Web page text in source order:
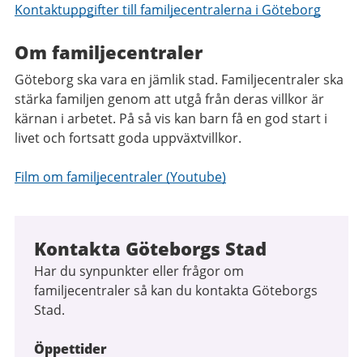
Kontaktuppgifter till familjecentralerna i Göteborg
Om familjecentraler
Göteborg ska vara en jämlik stad. Familjecentraler ska
stärka familjen genom att utgå från deras villkor är
kärnan i arbetet. På så vis kan barn få en god start i
livet och fortsatt goda uppväxtvillkor.
Film om familjecentraler (Youtube)
Kontakta Göteborgs Stad
Har du synpunkter eller frågor om
familjecentraler så kan du kontakta Göteborgs
Stad.
Öppettider